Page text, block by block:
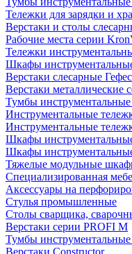
Тележки для зарядки и
Верстаки и столы
Рабочие места серии
Тележки
Шкафы
Верстаки слесарные
Верстаки металлические
Тумбы инструментальные
Инструментальные
Инструментальные
Шкафы
Шкафы
Тяжелые модульные
Cпециализированная
Аксессуары на
Стулья промышленные
Столы сварщика,
Верстаки серии PROFI M
Тумбы
Верстаки Constructor